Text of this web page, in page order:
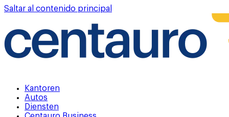
Saltar al contenido principal
Kantoren
Autos
Diensten